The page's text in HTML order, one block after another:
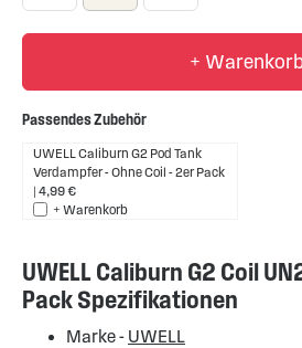
+
Passendes Zubehör
UWELL Caliburn G2 Pod Tank
Verdampfer - Ohne Coil - 2er Pack
4,99 €
+ Warenkorb
UWELL Caliburn G2 Coil
Pack Spezifikationen
Marke - UWELL